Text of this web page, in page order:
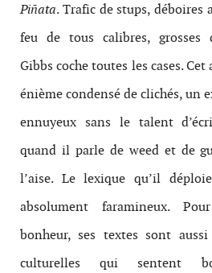
Piñata. Trafic de stups, déboires
feu de tous calibres, grosses
Gibbs coche toutes les cases.
énième condensé de clichés, un
ennuyeux sans le talent
quand il parle de weed et de
l’aise. Le lexique qu’il
absolument faramineux.
bonheur, ses textes sont
culturelles qui sentent